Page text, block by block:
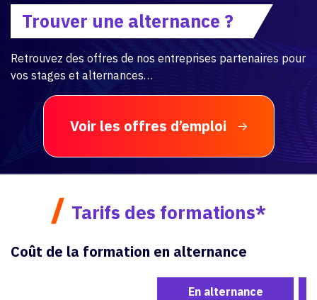
Trouver une alternance ?
Retrouvez des offres de nos entreprises partenaires pour
vos stages et alternances…
Voir les offres d’emploi
/ Tarifs des formations*
Coût de la formation en alternance
En alternance